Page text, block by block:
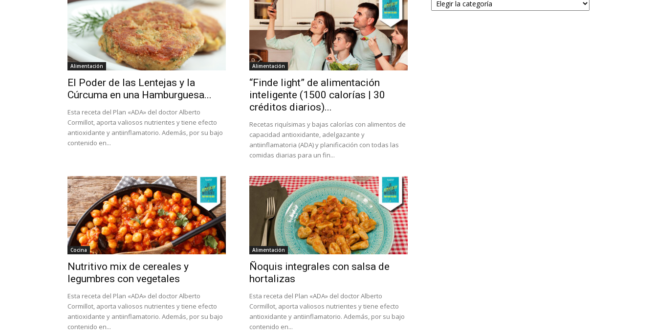
Alimentación
El Poder de las Lentejas y la
Cúrcuma en una Hamburguesa...
Esta receta del Plan «ADA» del doctor Alberto
Cormillot, aporta valiosos nutrientes y tiene efecto
antioxidante y antiinflamatorio. Además, por su bajo
contenido en...
Alimentación
“Finde light” de alimentación
inteligente (1500 calorías | 30
créditos diarios)...
Recetas riquísimas y bajas calorías con alimentos de
capacidad antioxidante, adelgazante y
antiinflamatoria (ADA) y planificación con todas las
comidas diarias para un fin...
Cocina
Nutritivo mix de cereales y
legumbres con vegetales
Esta receta del Plan «ADA» del doctor Alberto
Cormillot, aporta valiosos nutrientes y tiene efecto
antioxidante y antiinflamatorio. Además, por su bajo
contenido en...
Alimentación
Ñoquis integrales con salsa de
hortalizas
Esta receta del Plan «ADA» del doctor Alberto
Cormillot, aporta valiosos nutrientes y tiene efecto
antioxidante y antiinflamatorio. Además, por su bajo
contenido en...